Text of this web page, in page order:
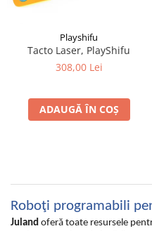
Playshifu
Tacto Laser, PlayShifu
308,00 Lei
ADAUGĂ ÎN COȘ
Roboţi programabili
Juland oferă toate resursele